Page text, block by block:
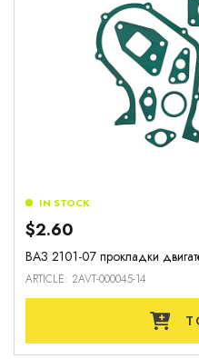
ВАЗ 2101-07 прокладки
ARTICLE: 2AVT-000045-14
IN STOCK
$2.60